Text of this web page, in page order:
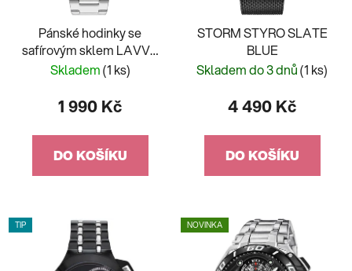
Pánské hodinky se
safírovým sklem LAVVU
DYKKER Blue LWM0191
Skladem(1 ks)
1 990 Kč
DO KOŠÍKU
STORM STYRO SLATE
BLUE
Skladem do 3 dnů(1 ks)
4 490 Kč
DO KOŠÍKU
TIP NOVINKA